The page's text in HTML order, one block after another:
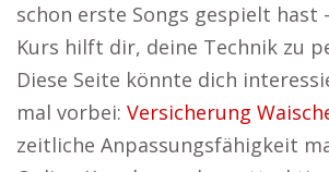
schon erste Songs gespielt hast
Kurs hilft dir, deine Technik zu
Diese Seite könnte dich
mal vorbei: Versicherung
zeitliche Anpassungsfähigkeit